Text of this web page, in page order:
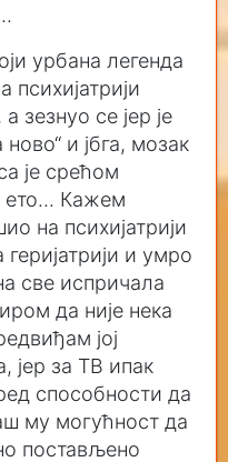
урбана легенда
психијатрији
зезнуо се јер је
и јбга, мозак
је срећом
ето... Кажем
на психијатрији
и умро
све испричала
да није нека
јој
јер за ТВ ипак
способности да
му могућност да
постављено